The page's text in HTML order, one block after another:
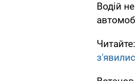
Водій
Читайте: